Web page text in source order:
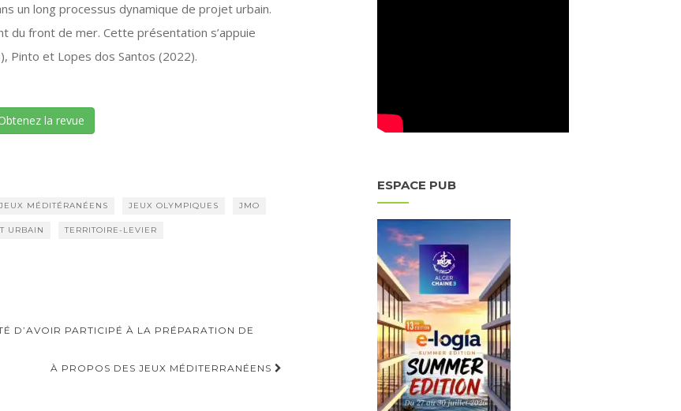
un long processus dynamique de projet urbain.
du front de mer. Cette présentation s’appuie
Pinto et Lopes dos Santos (2022).
la revue
JEUX MÉDITÉRANÉENS JEUX OLYMPIQUES JMO
URBAIN TERRITOIRE-LEVIER
D’AVOIR PARTICIPÉ À LA PRÉPARATION DE
À PROPOS DES JEUX MÉDITERRANÉENS
ESPACE PUB